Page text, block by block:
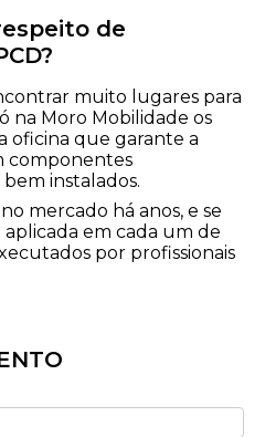
de
muito lugares para
na Moro Mobilidade os
oficina que garante a
componentes
instalados.
mercado há anos, e se
em cada um de
por profissionais